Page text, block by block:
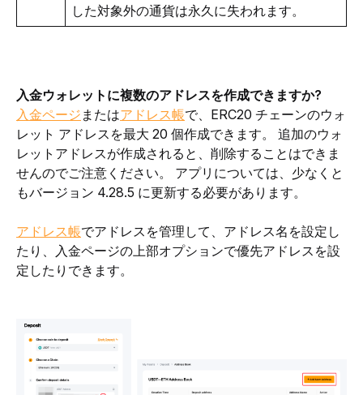
した対象外の通貨は永久に失われます。
入金ウォレットに複数のアドレスを作成できますか?
入金ページ またはアドレス帳で、ERC20 チェーンのウォ
レット アドレスを最大 20 個作成できます。 追加のウォ
レットアドレスが作成されると、削除することはできま
せんのでご注意ください。 アプリについては、少なくと
もバージョン 4.28.5 に更新する必要があります。
アドレス帳でアドレスを管理して、アドレス名を設定し
たり、入金ページの上部オプションで優先アドレスを設
定したりできます。